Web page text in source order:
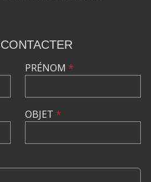
PRÉNOM *
OBJET *